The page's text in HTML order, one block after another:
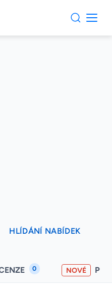
HLÍDÁNÍ NABÍDEK
0 NOVÉ